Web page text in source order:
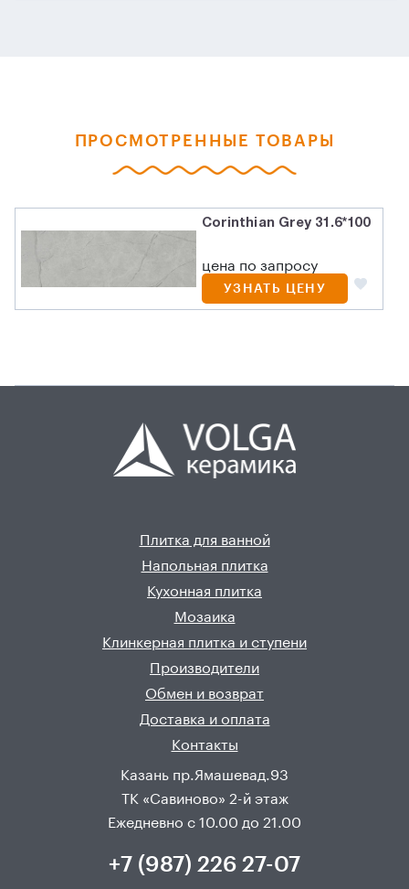
ПРОСМОТРЕННЫЕ ТОВАРЫ
Corinthian Grey 31.6*100
цена по запросу
УЗНАТЬ ЦЕНУ
Плитка для ванной
Напольная плитка
Кухонная плитка
Мозаика
Клинкерная плитка и ступени
Производители
Обмен и возврат
Доставка и оплата
Контакты
Казань пр.Ямашевад.93
ТК «Савиново» 2-й этаж
Ежедневно с 10.00 до 21.00
+7 (987) 226 27-07